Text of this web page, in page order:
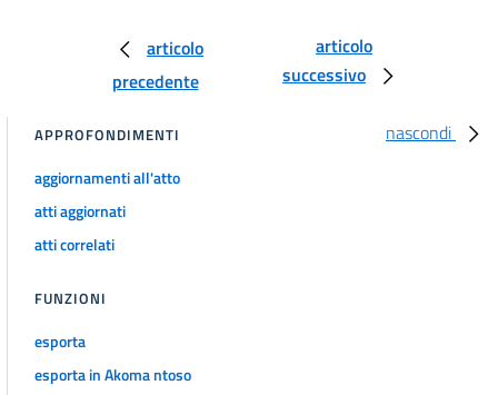
articolo
precedente
articolo
successivo
nascondi
APPROFONDIMENTI
aggiornamenti all'atto
atti aggiornati
atti correlati
FUNZIONI
esporta
esporta in Akoma ntoso